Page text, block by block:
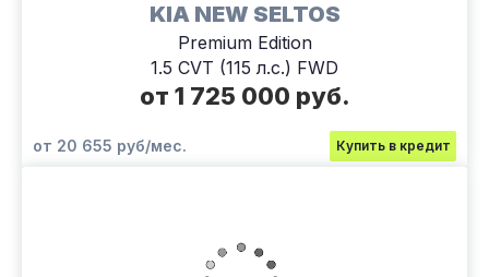
KIA NEW SELTOS
Premium Edition
1.5 CVT (115 л.с.) FWD
от 1 725 000 руб.
от 20 655 руб/мес. Купить в кредит